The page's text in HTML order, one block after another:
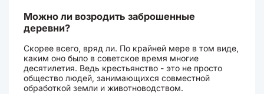
Можно ли возродить заброшенные
деревни?
Скорее всего, вряд ли. По крайней мере в том виде,
каким оно было в советское время многие
десятилетия. Ведь крестьянство - это не просто
общество людей, занимающихся совместной
обработкой земли и животноводством.